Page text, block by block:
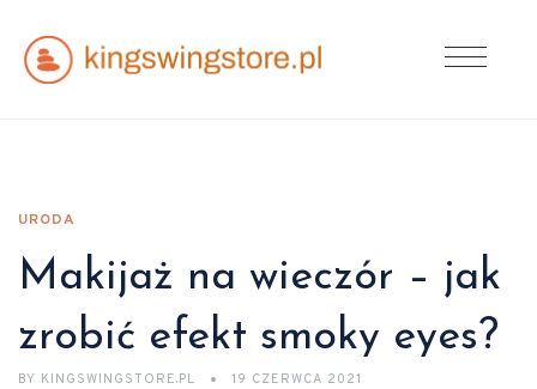
URODA
Makijaż na wieczór – jak
zrobić efekt smoky eyes?
BY KINGSWINGSTORE.PL 19 CZERWCA 2021